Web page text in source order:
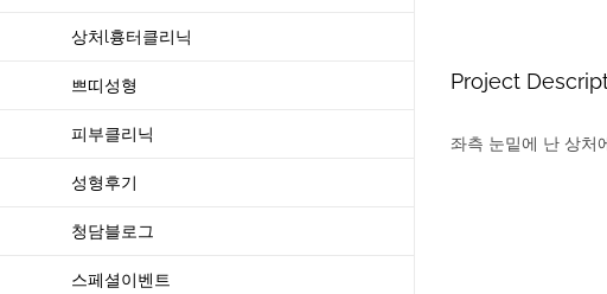
상처l흉터클리닉
쁘띠성형
피부클리닉
성형후기
청담블로그
스페셜이벤트
Project
좌측 눈밑에 난 상처